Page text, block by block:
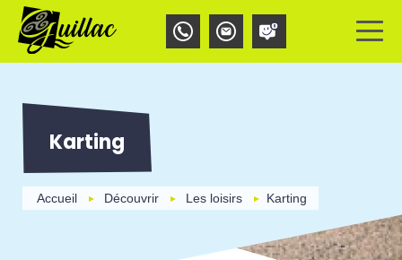
Aller
contenu
principal
Karting
Accueil Découvrir Les loisirs Karting
Panneau de gestion des cookies